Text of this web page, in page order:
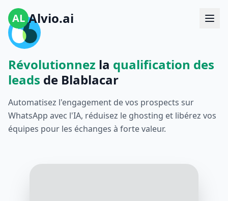
AL Alvio.ai
Révolutionnez la qualification des
leads de Blablacar
Automatisez l'engagement de vos prospects sur
WhatsApp avec l'IA, réduisez le ghosting et libérez vos
équipes pour les échanges à forte valeur.